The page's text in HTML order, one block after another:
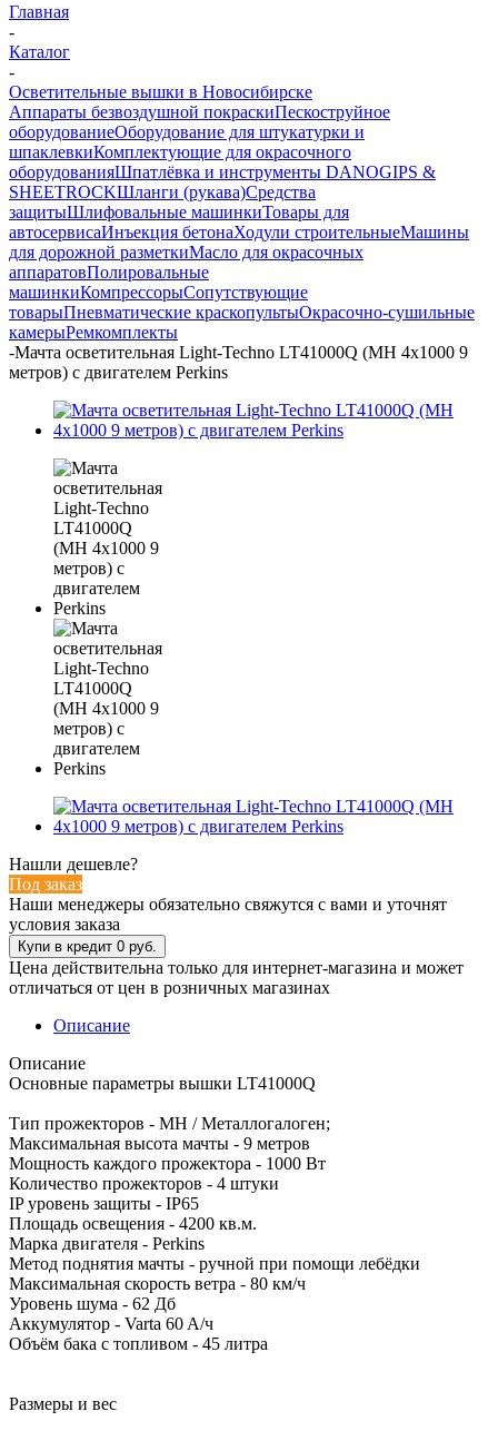
Главная
-
Каталог
-
Осветительные вышки в Новосибирске
Аппараты безвоздушной покраскиПескоструйное
оборудованиеОборудование для штукатурки и
шпаклевкиКомплектующие для окрасочного
оборудованияШпатлёвка и инструменты DANOGIPS &
SHEETROCKШланги (рукава)Средства
защитыШлифовальные машинкиТовары для
автосервисаИнъекция бетонаХодули строительныеМашины
для дорожной разметкиМасло для окрасочных
аппаратовПолировальные
машинкиКомпрессорыСопутствующие
товарыПневматические краскопультыОкрасочно-сушильные
камерыРемкомплекты
-Мачта осветительная Light-Techno LT41000Q (MH 4х1000 9
метров) с двигателем Perkins
Нашли дешевле?
Под заказ
Наши менеджеры обязательно свяжутся с вами и уточнят
условия заказа
Цена действительна только для интернет-магазина и может
отличаться от цен в розничных магазинах
Описание
Описание
Основные параметры вышки LT41000Q
Тип прожекторов - MH / Металлогалоген;
Максимальная высота мачты - 9 метров
Мощность каждого прожектора - 1000 Вт
Количество прожекторов - 4 штуки
IP уровень защиты - IP65
Площадь освещения - 4200 кв.м.
Марка двигателя - Perkins
Метод поднятия мачты - ручной при помощи лебёдки
Максимальная скорость ветра - 80 км/ч
Уровень шума - 62 Дб
Аккумулятор - Varta 60 A/ч
Объём бака с топливом - 45 литра
Размеры и вес